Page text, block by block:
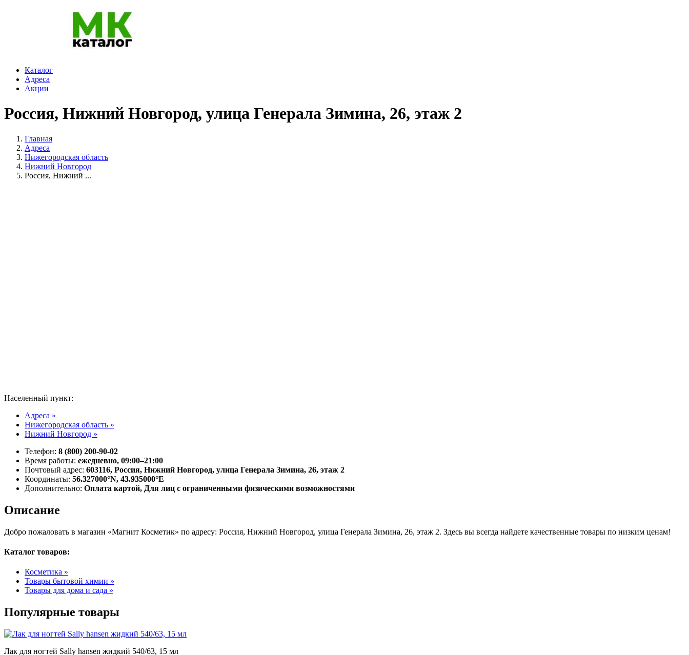
Каталог
Адреса
Акции
Россия, Нижний Новгород, улица Генерала Зимина, 26, этаж 2
Главная
Адреса
Нижегородская область
Нижний Новгород
Россия, Нижний ...
Населенный пункт:
Адреса »
Нижегородская область »
Нижний Новгород »
Телефон: 8 (800) 200-90-02
Время работы: ежедневно, 09:00–21:00
Почтовый адрес: 603116, Россия, Нижний Новгород, улица Генерала Зимина, 26, этаж 2
Координаты: 56.327000°N, 43.935000°E
Дополнительно: Оплата картой, Для лиц с ограниченными физическими возможностями
Описание
Добро пожаловать в магазин «Магнит Косметик» по адресу: Россия, Нижний Новгород, улица Генерала Зимина, 26, этаж 2. Здесь вы всегда найдете качественные товары по низким ценам!
Каталог товаров:
Косметика »
Товары бытовой химии »
Товары для дома и сада »
Популярные товары
Лак для ногтей Sally hansen жидкий 540/63, 15 мл